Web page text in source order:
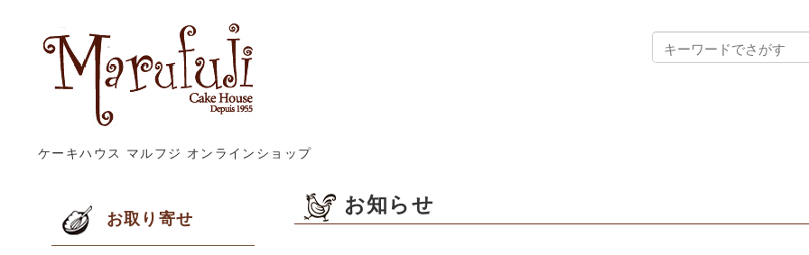
ケーキハウス マルフジ オンラインショップ
お取り寄せ
お知らせ